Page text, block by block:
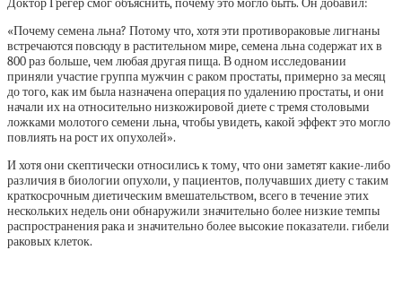
Доктор Грегер смог объяснить, почему это могло быть. Он добавил:
«Почему семена льна? Потому что, хотя эти противораковые лигнаны
встречаются повсюду в растительном мире, семена льна содержат их в
800 раз больше, чем любая другая пища. В одном исследовании
приняли участие группа мужчин с раком простаты, примерно за месяц
до того, как им была назначена операция по удалению простаты, и они
начали их на относительно низкожировой диете с тремя столовыми
ложками молотого семени льна, чтобы увидеть, какой эффект это могло
повлиять на рост их опухолей».
И хотя они скептически относились к тому, что они заметят какие-либо
различия в биологии опухоли, у пациентов, получавших диету с таким
краткосрочным диетическим вмешательством, всего в течение этих
нескольких недель они обнаружили значительно более низкие темпы
распространения рака и значительно более высокие показатели. гибели
раковых клеток.